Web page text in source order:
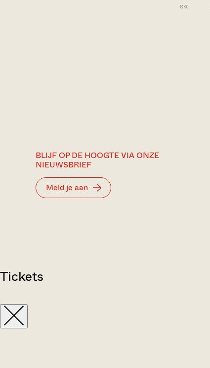
««
BLIJF OP DE HOOGTE VIA ONZE
NIEUWSBRIEF
Meld je aan
Tickets